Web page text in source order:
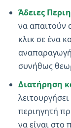
Άδειες
να απαιτούν
κλικ σε ένα
συνήθως
Διατήρηση
περιηγητή
να είναι στο